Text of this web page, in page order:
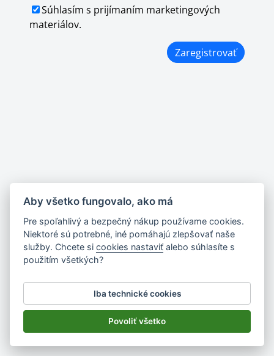
Súhlasím s prijímaním marketingových
materiálov.
Aby všetko fungovalo, ako má
Pre spoľahlivý a bezpečný nákup používame cookies.
Niektoré sú potrebné, iné pomáhajú zlepšovať naše
služby. Chcete sicookies nastaviť alebo súhlasíte s
použitím všetkých?
Iba technické cookies
Povoliť všetko